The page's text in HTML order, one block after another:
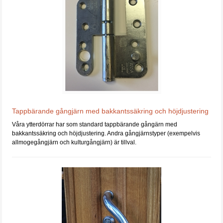
Tappbärande gångjärn med bakkantssäkring och höjdjustering
Våra ytterdörrar har som standard tappbärande gångärn med
bakkantssäkring och höjdjustering. Andra gångjärnstyper (exempelvis
allmogegångjärn och kulturgångjärn) är tillval.